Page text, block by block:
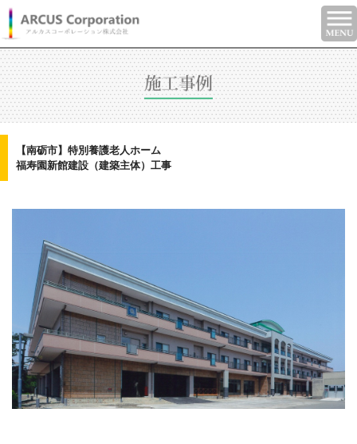
【南砺市】特別養護老人ホーム
福寿園新館建設（建築主体）工事